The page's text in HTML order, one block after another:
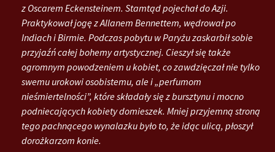
z Oscarem Eckensteinem. Stamtąd pojechał do Azji.
Praktykował jogę z Allanem Bennettem, wędrował po
Indiach i Birmie. Podczas pobytu w Paryżu zaskarbił sobie
przyjaźń całej bohemy artystycznej. Cieszył się także
ogromnym powodzeniem u kobiet, co zawdzięczał nie tylko
swemu urokowi osobistemu, ale i „perfumom
nieśmiertelności”, które składały się z bursztynu i mocno
podniecających kobiety domieszek. Mniej przyjemną stroną
tego pachnącego wynalazku było to, że idąc ulicą, płoszył
dorożkarzom konie.